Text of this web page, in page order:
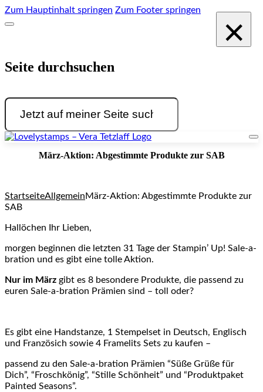
Zum Hauptinhalt springen Zum Footer springen
Seite durchsuchen
Suchen
×
März-Aktion: Abgestimmte Produkte zur SAB
StartseiteAllgemeinMärz-Aktion: Abgestimmte Produkte zur
SAB
Hallöchen Ihr Lieben,
morgen beginnen die letzten 31 Tage der Stampin’ Up! Sale-a-
bration und es gibt eine tolle Aktion.
Nur im März gibt es 8 besondere Produkte, die passend zu
euren Sale-a-bration Prämien sind – toll oder?
Es gibt eine Handstanze, 1 Stempelset in Deutsch, Englisch
und Französich sowie 4 Framelits Sets zu kaufen –
passend zu den Sale-a-bration Prämien “Süße Grüße für
Dich”, “Froschkönig”, “Stille Schönheit” und “Produktpaket
Painted Seasons”.